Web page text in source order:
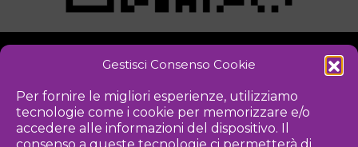
Gestisci Consenso Cookie
Per fornire le migliori esperienze, utilizziamo
tecnologie come i cookie per memorizzare e/o
accedere alle informazioni del dispositivo. Il
PRIVACY POLICY